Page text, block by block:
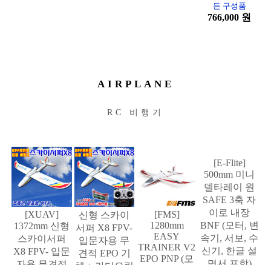
든 구성품
766,000 원
AIRPLANE
RC 비행기
[XUAV]
1372mm 신형
스카이서퍼
X8 FPV- 입문
신형 스카이
서퍼 X8 FPV-
입문자용 무
견적 EPO 기
[FMS]
1280mm
EASY
TRAINER V2
EPO PNP (모
[E-Flite]
500mm 미니
델타레이 원
SAFE 3축 자